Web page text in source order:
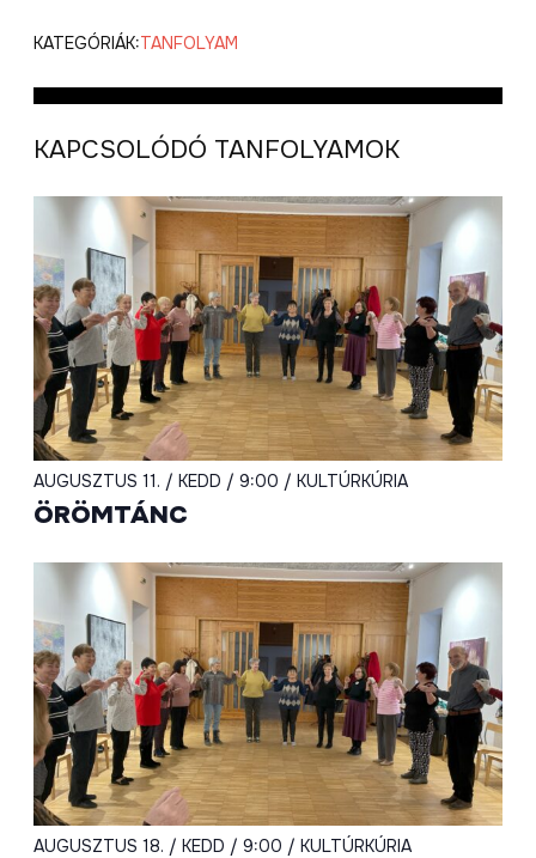
KATEGÓRIÁK:TANFOLYAM
KAPCSOLÓDÓ TANFOLYAMOK
AUGUSZTUS 11. / KEDD / 9:00 / KULTÚRKÚRIA
ÖRÖMTÁNC
AUGUSZTUS 18. / KEDD / 9:00 / KULTÚRKÚRIA